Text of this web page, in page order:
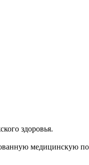
здоровья.
медицинскую